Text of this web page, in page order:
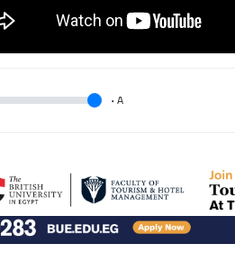
A
.